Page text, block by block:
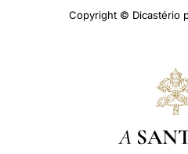
Copyright © Dicastério
A